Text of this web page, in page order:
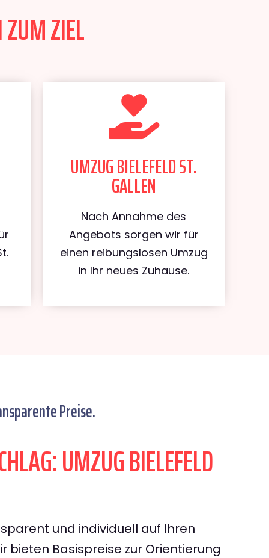
ZIEL
UMZUG BIELEFELD ST.
GALLEN
Nach Annahme des
Angebots sorgen wir für
einen reibungslosen Umzug
in Ihr neues Zuhause.
Preise.
UMZUG BIELEFELD
und individuell auf Ihren
bieten Basispreise zur Orientierung